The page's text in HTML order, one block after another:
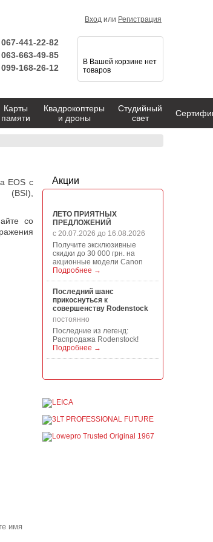
EOS с
(BSI),
со
Акции
ЛЕТО ПРИЯТНЫХ
ПРЕДЛОЖЕНИЙ
с 20.07.2026 до 16.08.2026
Получите эксклюзивные
скидки до 30 000 грн. на
акционные модели Canon
Подробнее →
Последний шанс
прикоснуться к
совершенству Rodenstock
постоянно
Последние из легенд:
Распродажа Rodenstock!
Подробнее →
Manfrotto, National
продукции Manfrotto, National
гарантиров...
Подробнее →
Вход или Регистрация
067-441-22-82
063-663-49-85
099-168-26-12
В Вашей корзине нет
товаров
Карты
памяти
Квадрокоптеры
и дроны
Студийный
свет